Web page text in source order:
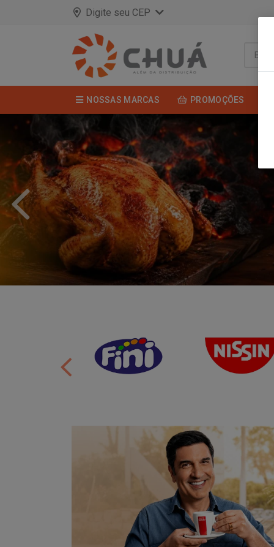
Digite seu CEP
NOSSAS MARCAS PROMOÇÕES